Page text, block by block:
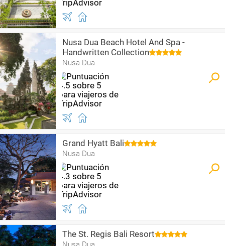
Nusa Dua Beach Hotel And Spa -
Handwritten Collection
Nusa Dua
Grand Hyatt Bali
Nusa Dua
The St. Regis Bali Resort